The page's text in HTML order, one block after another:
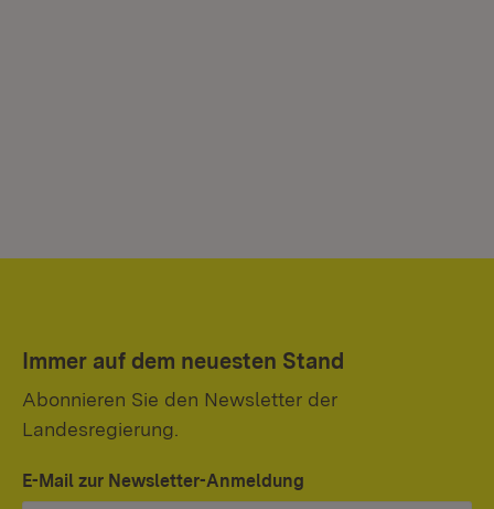
Immer auf dem neuesten Stand
Abonnieren Sie den Newsletter der
Landesregierung.
E-Mail zur Newsletter-Anmeldung